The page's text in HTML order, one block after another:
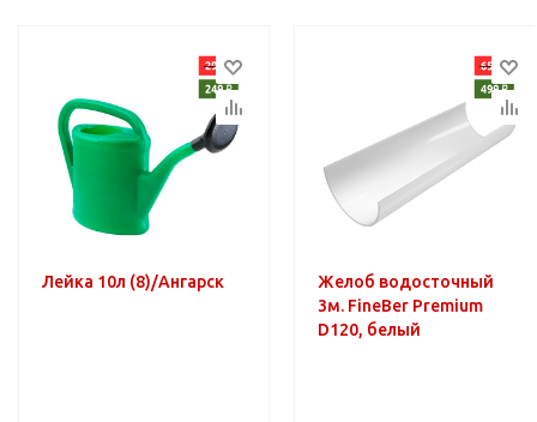
Лейка 10л (8)/Ангарск
Желоб водосточный
3м. FineBer Premium
D120, белый